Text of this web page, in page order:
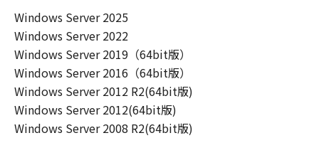
せることはできません。
(3) お客様は、「本ソフトウエア」の全部
または一部を修正、改変、リバース・エン
ジニアリング、逆コンパイルまたは逆アセ
ンブル等することはできません。また第三
者にこのような行為をさせてはなりませ
ん。
Windows Server 2025
Windows Server 2022
Windows Server 2019（64bit版）
Windows Server 2016（64bit版）
Windows Server 2012 R2(64bit版)
Windows Server 2012(64bit版)
Windows Server 2008 R2(64bit版)